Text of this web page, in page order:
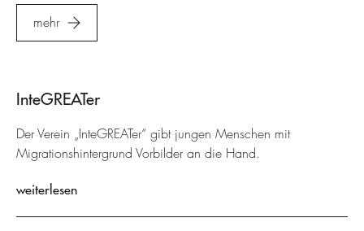
mehr
InteGREATer
Der Verein „InteGREATer“ gibt jungen Menschen mit
Migrationshintergrund Vorbilder an die Hand.
weiterlesen